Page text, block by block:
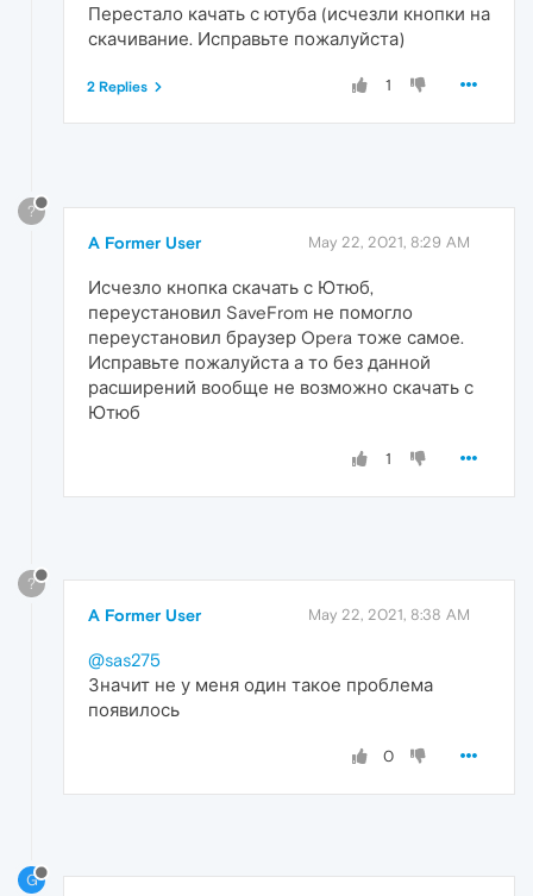
Перестало качать с ютуба (исчезли кнопки на
скачивание. Исправьте пожалуйста)
1
2 Replies
?
A Former User May 22, 2021, 8:29 AM
Исчезло кнопка скачать с Ютюб,
переустановил SaveFrom не помогло
переустановил браузер Opera тоже самое.
Исправьте пожалуйста а то без данной
расширений вообще не возможно скачать с
Ютюб
1
?
A Former User May 22, 2021, 8:38 AM
@sas275
Значит не у меня один такое проблема
появилось
0
G